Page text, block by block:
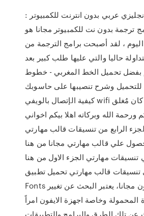
عربي بدون انترنت للكمبيوتر :
ترجمة بدون نت للكمبيوتر مجانا هو
، لقد أصبحت برامج الترجمة من
حاليا والتي عليها طلب كبير بعد
بفضل تحميل الخط المغربي - خطوط
للتحميل وشرح تنصيبها على حاسوبك
كيفية الإتصال بالويفي wifi أينما كنت حتى إذا كان مٌغلق
ورحمة الله وبركاته اهلا بيكم اخواني
الرابع من تنسيقات قالب مهارتي
علي قالب مهارتي مجانا من هنا
مهارتي الجزء الاول من هنا
قالب مهارتي تحميل تطبيق
Fonts لتغيير خط الايفون مجانا، يعتبر البحث عن تغيير
وخاصة اجهزة الايفون امراً
عن تلك الطرق والبرامج والتطبيقات